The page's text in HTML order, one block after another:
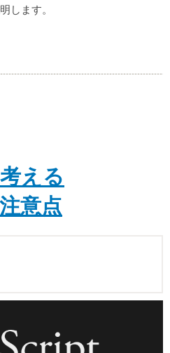
します。
える
意点